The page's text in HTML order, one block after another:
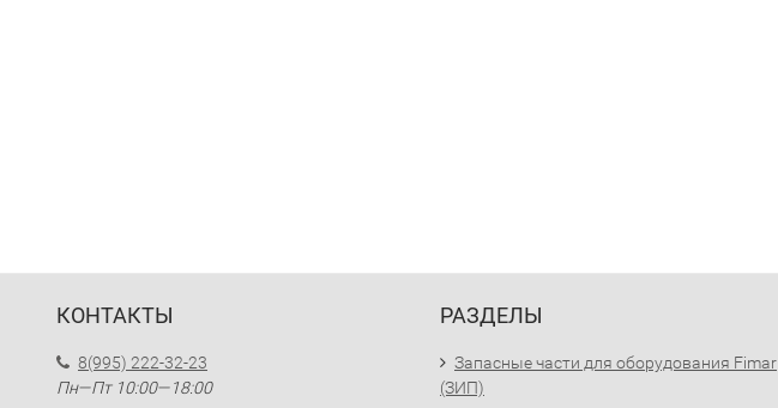
КОНТАКТЫ
8(995) 222-32-23
Пн—Пт 10:00—18:00
РАЗДЕЛЫ
Запасные части для оборудования Fimar
(ЗИП)